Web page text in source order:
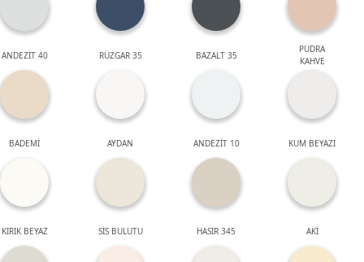
ANDEZİT 40 RÜZGAR 35 BAZALT 35
PUDRA
KAHVE
BADEMİ AYDAN ANDEZİT 10 KUM BEYAZI
KIRIK BEYAZ SİS BULUTU HASIR 345 AKİ